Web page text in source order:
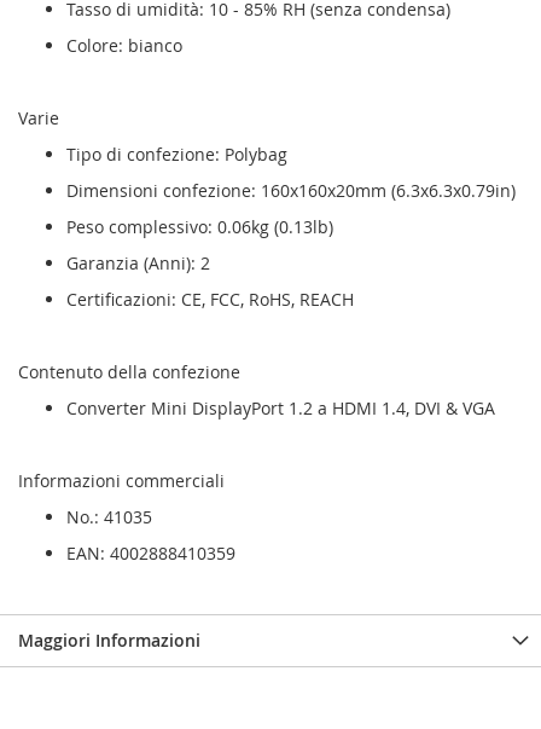
Tasso di umidità: 10 - 85% RH (senza condensa)
Colore: bianco
Varie
Tipo di confezione: Polybag
Dimensioni confezione: 160x160x20mm (6.3x6.3x0.79in)
Peso complessivo: 0.06kg (0.13lb)
Garanzia (Anni): 2
Certificazioni: CE, FCC, RoHS, REACH
Contenuto della confezione
Converter Mini DisplayPort 1.2 a HDMI 1.4, DVI & VGA
Informazioni commerciali
No.: 41035
EAN: 4002888410359
Maggiori Informazioni